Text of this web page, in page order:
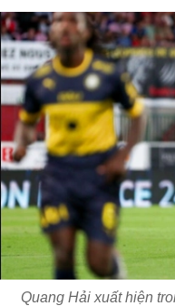
Quang Hải xuất hiện